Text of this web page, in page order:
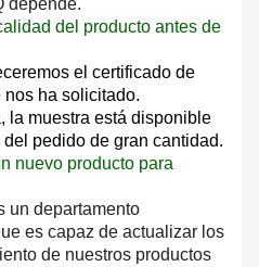
depende.
del producto antes de
el certificado de
ha solicitado.
la muestra está disponible
pedido de gran cantidad.
nuevo producto para
un departamento
es capaz de actualizar los
de nuestros productos